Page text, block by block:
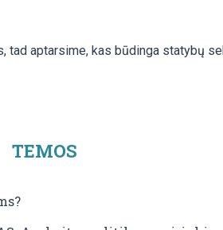
tad aptarsime, kas būdinga statybų
TEMOS